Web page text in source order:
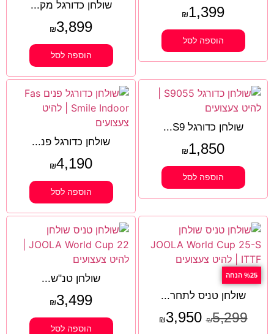
₪1,399
הוספה לסל
שולחן כדורגל מק...
₪3,899
הוספה לסל
שולחן כדורגל S9...
₪1,850
הוספה לסל
שולחן כדורגל פנ...
₪4,190
הוספה לסל
%25 הנחה
שולחן טניס לתחר...
₪5,299
₪3,950
שולחן טנ"ש...
₪3,499
הוספה לסל